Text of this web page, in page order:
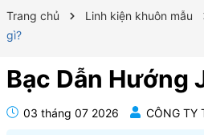
Trang chủ Linh kiện khuôn mẫu
gì?
Bạc Dẫn Hướng
03 tháng 07 2026 CÔNG TY